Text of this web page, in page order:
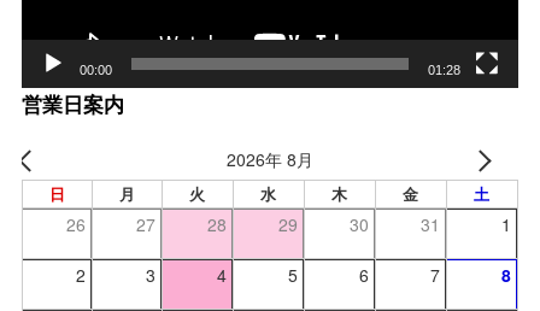
00:00 01:28
営業日案内
2026年 8月
日 月 火 水 木 金 土
26 27 28 29 30 31 1
2 3 4 5 6 7 8